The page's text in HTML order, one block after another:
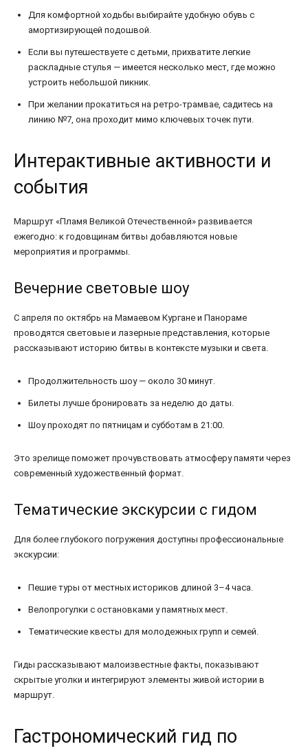
Для комфортной ходьбы выбирайте удобную обувь с
амортизирующей подошвой.
Если вы путешествуете с детьми, прихватите легкие
раскладные стулья — имеется несколько мест, где можно
устроить небольшой пикник.
При желании прокатиться на ретро-трамвае, садитесь на
линию №7, она проходит мимо ключевых точек пути.
Интерактивные активности и
события
Маршрут «Пламя Великой Отечественной» развивается
ежегодно: к годовщинам битвы добавляются новые
мероприятия и программы.
Вечерние световые шоу
С апреля по октябрь на Мамаевом Кургане и Панораме
проводятся световые и лазерные представления, которые
рассказывают историю битвы в контексте музыки и света.
Продолжительность шоу — около 30 минут.
Билеты лучше бронировать за неделю до даты.
Шоу проходят по пятницам и субботам в 21:00.
Это зрелище поможет прочувствовать атмосферу памяти через
современный художественный формат.
Тематические экскурсии с гидом
Для более глубокого погружения доступны профессиональные
экскурсии:
Пешие туры от местных историков длиной 3–4 часа.
Велопрогулки с остановками у памятных мест.
Тематические квесты для молодежных групп и семей.
Гиды рассказывают малоизвестные факты, показывают
скрытые уголки и интегрируют элементы живой истории в
маршрут.
Гастрономический гид по